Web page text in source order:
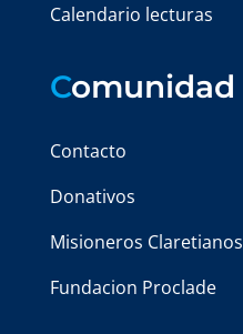
Calendario lecturas
Comunidad
Contacto
Donativos
Misioneros Claretianos
Fundacion Proclade